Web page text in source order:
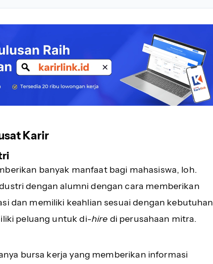
Karir
banyak manfaat bagi mahasiswa, loh.
dengan alumni dengan cara memberikan
dan memiliki keahlian sesuai dengan kebutuhan
peluang untuk di-hire di perusahaan mitra.
bursa kerja yang memberikan informasi